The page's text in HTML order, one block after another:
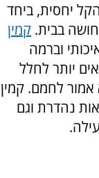
יחסית, ביחד
בבית. קמין
וברמה
יותר לחלל
לחמם. קמין
נהדרת וגם